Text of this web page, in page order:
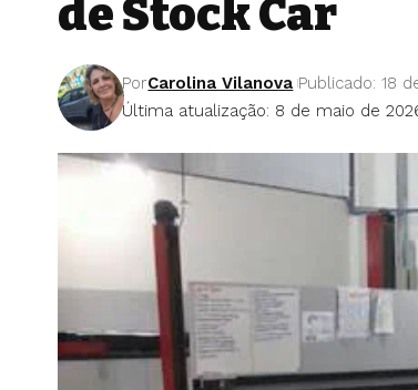
de Stock Car
Última atualização: 8 de maio de
PorCarolina Vilanova Publicado: 18